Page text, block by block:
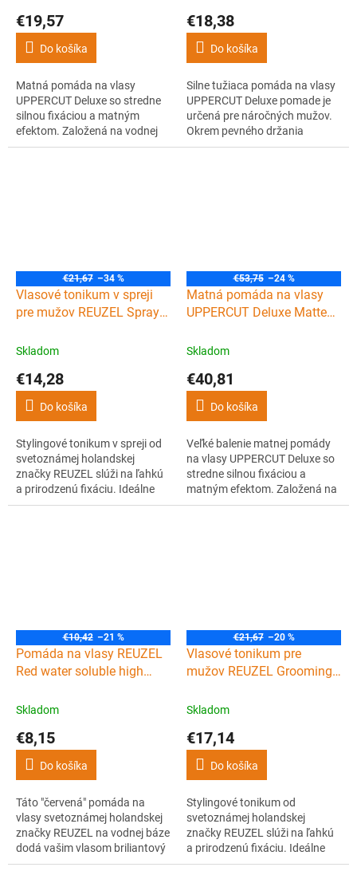
€19,57
Do košíka
Matná pomáda na vlasy
UPPERCUT Deluxe so stredne
silnou fixáciou a matným
efektom. Založená na vodnej
báze, vďaka čomu sa veľmi
€18,38
Do košíka
Silne tužiaca pomáda na vlasy
UPPERCUT Deluxe pomade je
určená pre náročných mužov.
Okrem pevného držania
ponúka stredne vysoký lesk a
€21,67 –34 %
Vlasové tonikum v spreji
pre mužov REUZEL Spray
Skladom
€14,28
Do košíka
Stylingové tonikum v spreji od
svetoznámej holandskej
značky REUZEL slúži na ľahkú
a prirodzenú fixáciu. Ideálne
pre fénom sušené vlasy, ktoré
€53,75 –24 %
Matná pomáda na vlasy
UPPERCUT Deluxe Matte
Skladom
€40,81
Do košíka
Veľké balenie matnej pomády
na vlasy UPPERCUT Deluxe so
stredne silnou fixáciou a
matným efektom. Založená na
vodnej báze, vďaka čomu sa
€10,42 –21 %
Pomáda na vlasy REUZEL
Red water soluble high
Skladom
€8,15
Do košíka
Táto "červená" pomáda na
vlasy svetoznámej holandskej
značky REUZEL na vodnej báze
dodá vašim vlasom briliantový
lesk. Pevnosť účesu vyberáte
€21,67 –20 %
Vlasové tonikum pre
mužov REUZEL Grooming
Skladom
€17,14
Do košíka
Stylingové tonikum od
svetoznámej holandskej
značky REUZEL slúži na ľahkú
a prirodzenú fixáciu. Ideálne
pre fénom sušené vlasy, ktoré